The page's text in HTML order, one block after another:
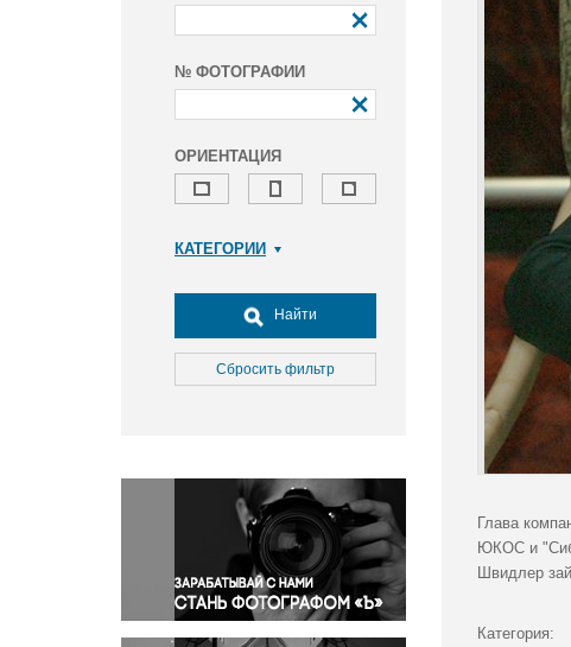
№ ФОТОГРАФИИ
ОРИЕНТАЦИЯ
КАТЕГОРИИ
Досуг, туризм и отдых
Культура
Медицина
Окружающая среда
Политика
Правосудие
Происшествия и конфликты
Религия
Светская жизнь
Найти
Сбросить фильтр
Глава
ЮКОС и
Швидлер
Категория: